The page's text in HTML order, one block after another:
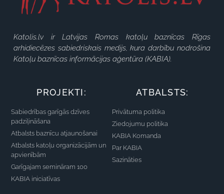
Katolis.lv ir Latvijas Romas katoļu baznīcas Rīgas
arhidiecēzes sabiedriskais medijs, kura darbību nodrošina
Katoļu baznīcas informācijas aģentūra (KABIA).
PROJEKTI:
Sabiedrības garīgās dzīves
padziļināšana
Atbalsts baznīcu atjaunošanai
Atbalsts katoļu organizācijām un
apvienībām
Garīgajam semināram 100
KABIA iniciatīvas
ATBALSTS:
Privātuma politika
Ziedojumu politika
KABIA Komanda
Par KABIA
Sazināties